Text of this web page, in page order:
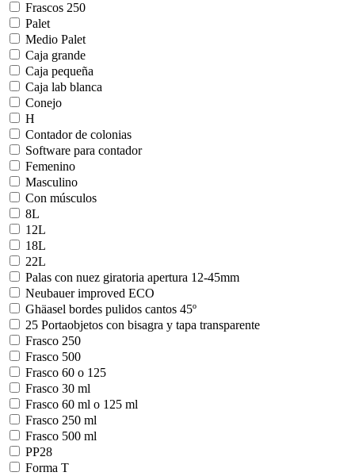
Frascos 250
Palet
Medio Palet
Caja grande
Caja pequeña
Caja lab blanca
Conejo
H
Contador de colonias
Software para contador
Femenino
Masculino
Con músculos
8L
12L
18L
22L
Palas con nuez giratoria apertura 12-45mm
Neubauer improved ECO
Ghäasel bordes pulidos cantos 45º
25 Portaobjetos con bisagra y tapa transparente
Frasco 250
Frasco 500
Frasco 60 o 125
Frasco 30 ml
Frasco 60 ml o 125 ml
Frasco 250 ml
Frasco 500 ml
PP28
Forma T